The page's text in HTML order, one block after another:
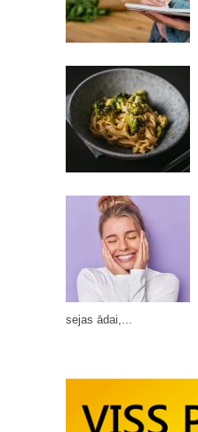
sejas ādai,...